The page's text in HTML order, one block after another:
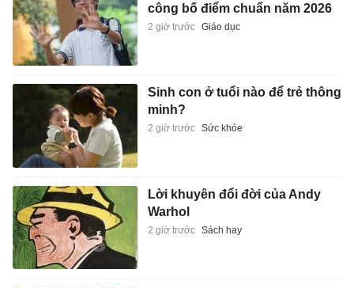
công bố điểm chuẩn năm 2026
2 giờ trước Giáo dục
Sinh con ở tuổi nào để trẻ thông
minh?
2 giờ trước Sức khỏe
Lời khuyên đổi đời của Andy
Warhol
2 giờ trước Sách hay